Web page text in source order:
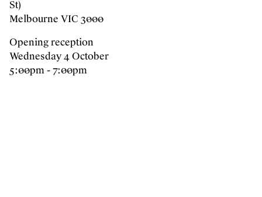
St)
Melbourne VIC 3000
Opening reception
Wednesday 4 October
5:00pm - 7:00pm